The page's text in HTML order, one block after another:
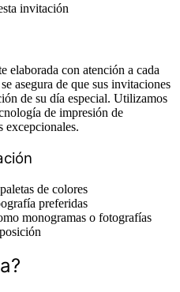
invitación
elaborada con atención a cada
asegura de que sus invitaciones
de su día especial. Utilizamos
de impresión de
excepcionales.
de colores
preferidas
monogramas o fotografías